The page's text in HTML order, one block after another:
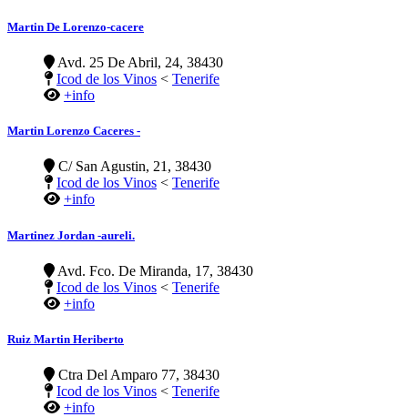
Martin De Lorenzo-cacere
Avd. 25 De Abril, 24, 38430
Icod de los Vinos < Tenerife
+info
Martin Lorenzo Caceres -
C/ San Agustin, 21, 38430
Icod de los Vinos < Tenerife
+info
Martinez Jordan -aureli.
Avd. Fco. De Miranda, 17, 38430
Icod de los Vinos < Tenerife
+info
Ruiz Martin Heriberto
Ctra Del Amparo 77, 38430
Icod de los Vinos < Tenerife
+info